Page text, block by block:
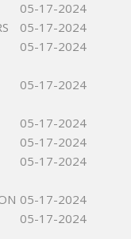
05-17-2024
05-17-2024
05-17-2024
05-17-2024
05-17-2024
05-17-2024
05-17-2024
05-17-2024
05-17-2024